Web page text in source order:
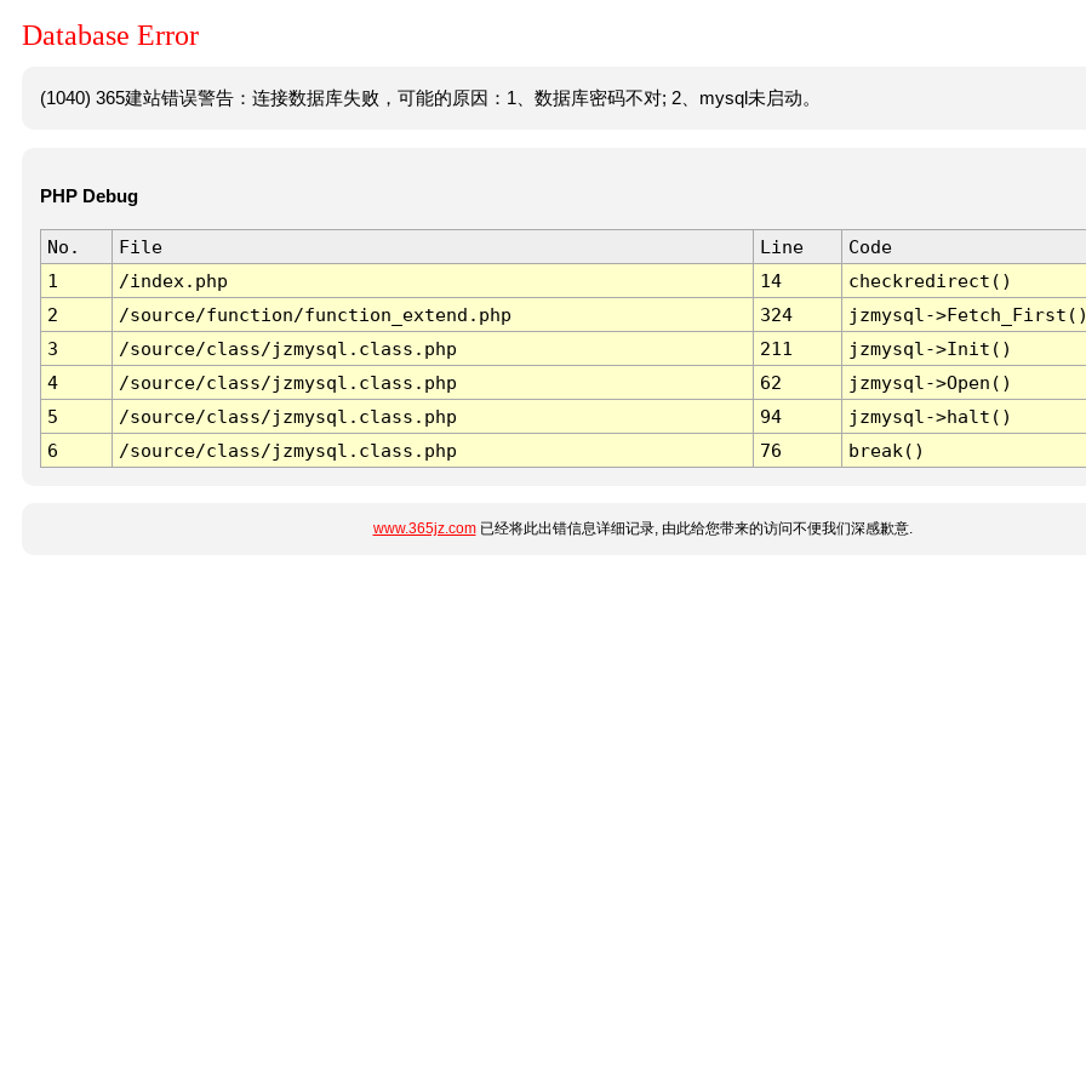
Database Error
(1040) 365建站错误警告：连接数据库失败，可能的原因：1、数据库密码不对; 2、mysql未启动。
PHP Debug
No. File Line
Code
1
/index.php 14
checkredirect()
2
/source/function/function_extend.php 324
jzmysql-
3
/source/class/jzmysql.class.php 211
jzmysql->Init()
4
/source/class/jzmysql.class.php 62
jzmysql->Open()
5
/source/class/jzmysql.class.php 94
jzmysql->halt()
6
/source/class/jzmysql.class.php 76 break()
www.365jz.com已经将此出错信息详细记录, 由此给您带来的访问不便我们深感歉意.